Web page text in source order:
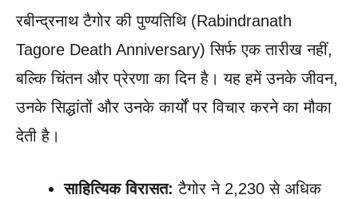
रबीन्द्रनाथ टैगोर की पुण्यतिथि (Rabindranath
Tagore Death Anniversary) सिर्फ एक तारीख नहीं,
बल्कि चिंतन और प्रेरणा का दिन है। यह हमें उनके जीवन,
उनके सिद्धांतों और उनके कार्यों पर विचार करने का मौका
देती है।
साहित्यिक विरासत: टैगोर ने 2,230 से अधिक